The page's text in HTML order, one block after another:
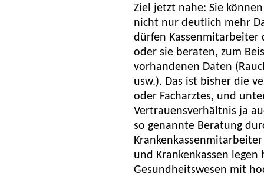
Ziel jetzt nahe: Sie
nicht nur deutlich mehr
dürfen Kassenmitarbeiter
oder sie beraten, zum
vorhandenen Daten
usw.). Das ist bisher die
oder Facharztes, und
Vertrauensverhältnis ja
so genannte Beratung
und Krankenkassen
Gesundheitswesen mit